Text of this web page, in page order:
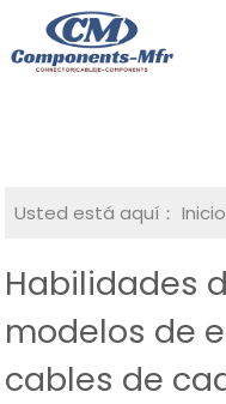
Usted está aquí： Inicio
Habilidades
modelos de
cables de